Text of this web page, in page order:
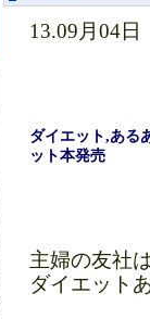
覧
13.09月04日
ダイエット,ある
ット本発売
主婦の友社
ダイエット